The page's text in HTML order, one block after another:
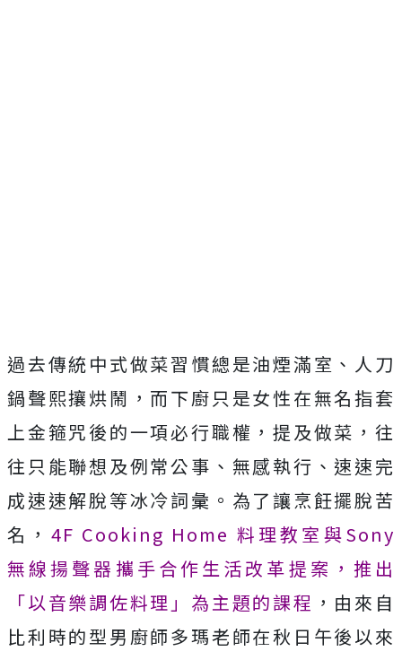
過去傳統中式做菜習慣總是油煙滿室、人刀
鍋聲熙攘烘鬧，而下廚只是女性在無名指套
上金箍咒後的一項必行職權，提及做菜，往
往只能聯想及例常公事、無感執行、速速完
成速速解脫等冰冷詞彙。為了讓烹飪擺脫苦
名， 4F Cooking Home 料理教室與Sony
無線揚聲器攜手合作生活改革提案，推出
「以音樂調佐料理」為主題的課程 ，由來自
比利時的型男廚師多瑪老師在秋日午後以來